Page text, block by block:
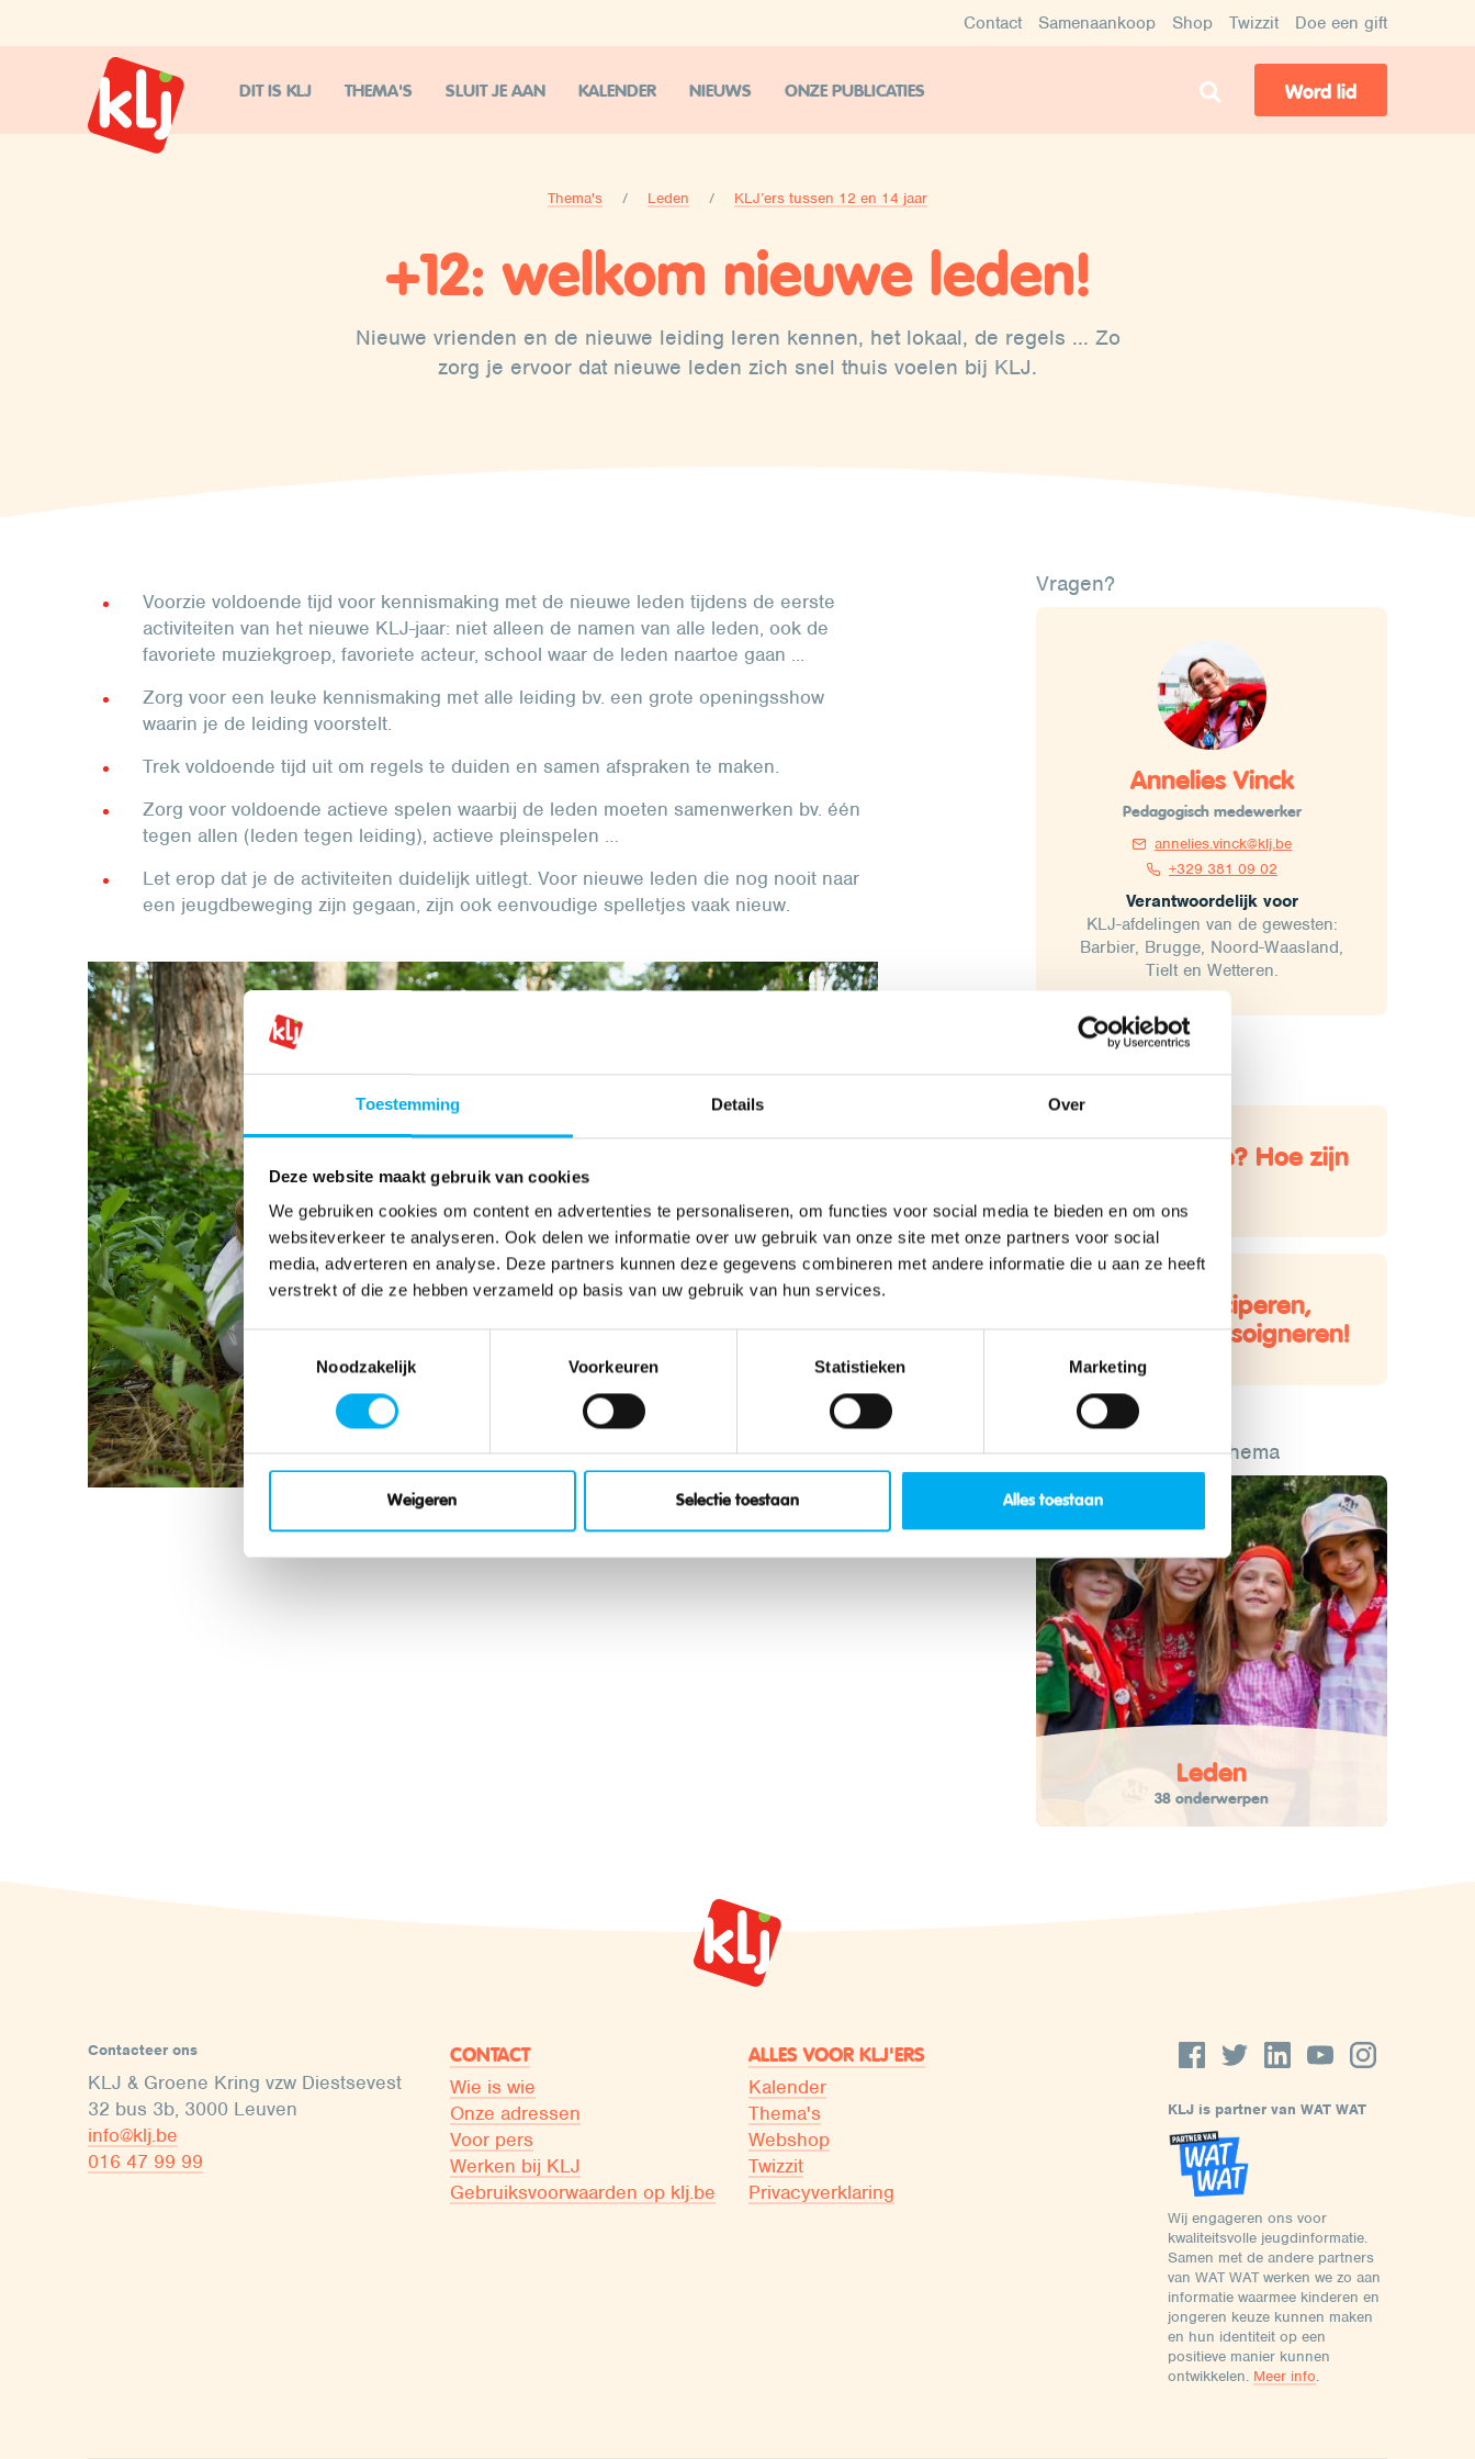
Toestemming Details Over
Deze website maakt gebruik van cookies
We gebruiken cookies om content en advertenties te personaliseren, om functies voor social media te bieden en om ons
websiteverkeer te analyseren. Ook delen we informatie over uw gebruik van onze site met onze partners voor social
media, adverteren en analyse. Deze partners kunnen deze gegevens combineren met andere informatie die u aan ze heeft
verstrekt of die ze hebben verzameld op basis van uw gebruik van hun services.
Noodzakelijk
Voorkeuren Statistieken Marketing
Weigeren Selectie toestaan Alles toestaan
Contact Samenaankoop Shop Twizzit Doe een gift
DIT IS KLJ THEMA'S SLUIT JE AAN KALENDER NIEUWS ONZE PUBLICATIES Word lid
Thema's Leden KLJ’ers tussen 12 en 14 jaar
+12: welkom nieuwe leden!
Nieuwe vrienden en de nieuwe leiding leren kennen, het lokaal, de regels ... Zo
zorg je ervoor dat nieuwe leden zich snel thuis voelen bij KLJ.
Voorzie voldoende tijd voor kennismaking met de nieuwe leden tijdens de eerste
activiteiten van het nieuwe KLJ-jaar: niet alleen de namen van alle leden, ook de
favoriete muziekgroep, favoriete acteur, school waar de leden naartoe gaan ...
Zorg voor een leuke kennismaking met alle leiding bv. een grote openingsshow
waarin je de leiding voorstelt.
Trek voldoende tijd uit om regels te duiden en samen afspraken te maken.
Zorg voor voldoende actieve spelen waarbij de leden moeten samenwerken bv. één
tegen allen (leden tegen leiding), actieve pleinspelen …
Let erop dat je de activiteiten duidelijk uitlegt. Voor nieuwe leden die nog nooit naar
een jeugdbeweging zijn gegaan, zijn ook eenvoudige spelletjes vaak nieuw.
Vragen?
Annelies Vinck
Pedagogisch medewerker
annelies.vinck@klj.be
+329 381 09 02
Verantwoordelijk voor
KLJ-afdelingen van de gewesten:
Barbier, Brugge, Noord-Waasland,
Tielt en Wetteren.
Ook interessant?
-9: wie zijn ze? Hoe zijn
+14: participeren,
motiveren en soigneren!
Lees meer over dit thema
Leden
38 onderwerpen
Contacteer ons
KLJ & Groene Kring vzw Diestsevest
32 bus 3b, 3000 Leuven
info@klj.be​
016 47 99 99
CONTACT
Wie is wie
Onze adressen
Voor pers
Werken bij KLJ
Gebruiksvoorwaarden op klj.be
ALLES VOOR KLJ'ERS
Kalender
Thema's
Webshop
Twizzit
Privacyverklaring
KLJ is partner van WAT WAT
Wij engageren ons voor
kwaliteitsvolle jeugdinformatie.
Samen met de andere partners
van WAT WAT werken we zo aan
informatie waarmee kinderen en
jongeren keuze kunnen maken
en hun identiteit op een
positieve manier kunnen
ontwikkelen. Meer info.